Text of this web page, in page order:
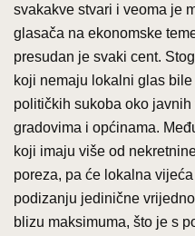
svakakve stvari i veoma je
glasača na ekonomske
presudan je svaki cent.
koji nemaju lokalni glas
političkih sukoba oko
gradovima i općinama.
koji imaju više od
poreza, pa će lokalna
podizanju jedinične
blizu maksimuma, što je s